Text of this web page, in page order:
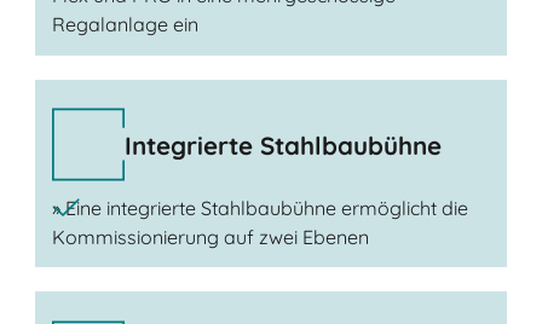
Regalanlage ein
Integrierte Stahlbaubühne
» Eine integrierte Stahlbaubühne ermöglicht die
Kommissionierung auf zwei Ebenen